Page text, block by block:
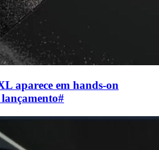
aparece em hands-on
#